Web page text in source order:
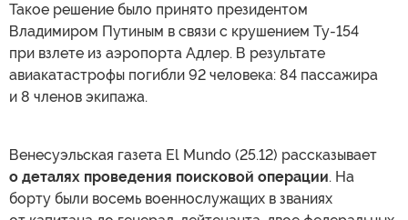
Такое решение было принято президентом
Владимиром Путиным в связи с крушением Ту-154
при взлете из аэропорта Адлер. В результате
авиакатастрофы погибли 92 человека: 84 пассажира
и 8 членов экипажа.
Венесуэльская газета El Mundo (25.12) рассказывает
о деталях проведения поисковой операции. На
борту были восемь военнослужащих в званиях